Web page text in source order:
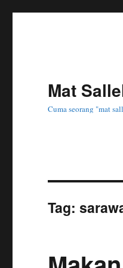
Mat
Cuma seorang "mat
Tag: